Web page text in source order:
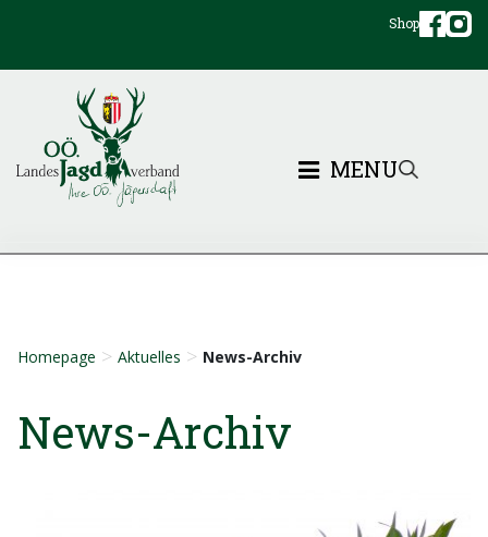
Shop
MENU
Homepage > Aktuelles > News-Archiv
News-Archiv